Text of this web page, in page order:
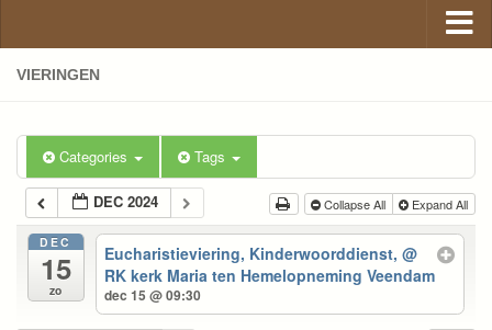
VIERINGEN
Categories Tags
DEC 2024 Collapse All Expand All
DEC
15
zo
Eucharistieviering, Kinderwoorddienst,@
RK kerk Maria ten Hemelopneming Veendam
dec 15 @ 09:30